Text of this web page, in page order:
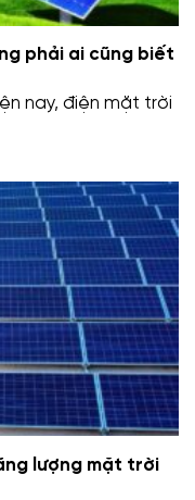
phải ai cũng biết
nay, điện mặt trời
lượng mặt trời